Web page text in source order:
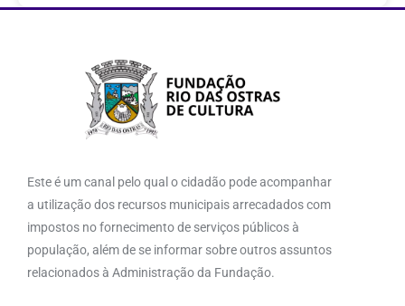
Este é um canal pelo qual o cidadão pode acompanhar
a utilização dos recursos municipais arrecadados com
impostos no fornecimento de serviços públicos à
população, além de se informar sobre outros assuntos
relacionados à Administração da Fundação.